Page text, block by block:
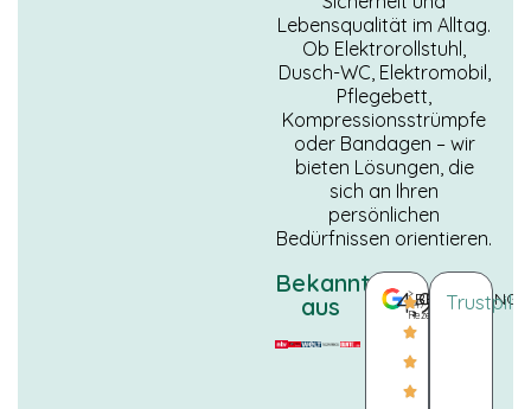
Lebensqualität im Alltag.
Ob Elektrorollstuhl,
Dusch-WC, Elektromobil,
Pflegebett,
Kompressionsstrümpfe
oder Bandagen – wir
bieten Lösungen, die
sich an Ihren
persönlichen
Bedürfnissen orientieren.
Bekannt
aus
4,9/5
>
447
Rezensionen